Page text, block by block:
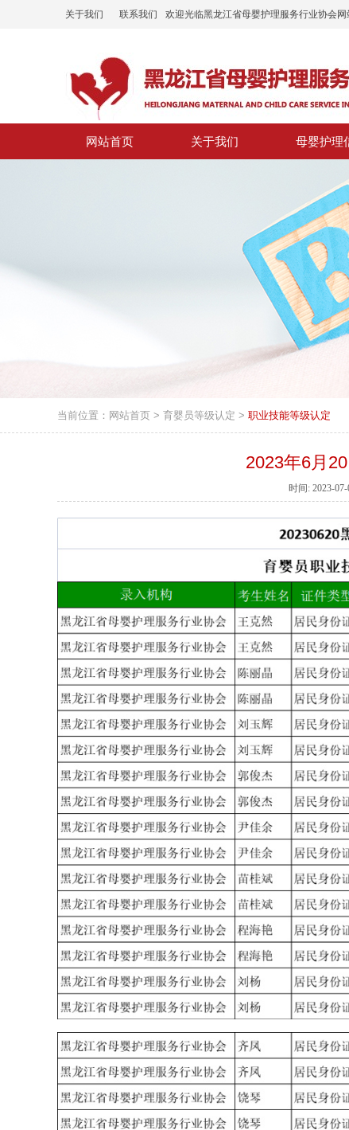
关于我们 联系我们 欢迎光临黑龙江省母婴护理服务行业协会网
网站首页 关于我们 母婴护理
当前位置： 网站首页 > 育婴员等级认定 > 职业技能等级认定
2023年6月
时间: 2023-